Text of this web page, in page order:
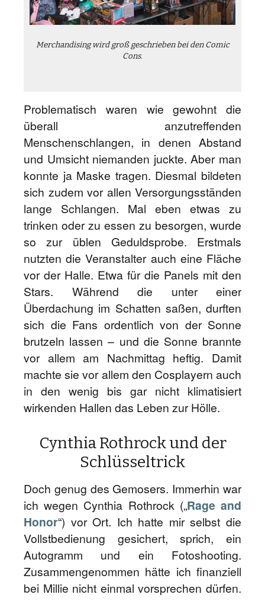
Merchandising wird groß geschrieben bei den Comic
Cons.
Problematisch waren wie gewohnt die
überall anzutreffenden
Menschenschlangen, in denen Abstand
und Umsicht niemanden juckte. Aber man
konnte ja Maske tragen. Diesmal bildeten
sich zudem vor allen Versorgungsständen
lange Schlangen. Mal eben etwas zu
trinken oder zu essen zu besorgen, wurde
so zur üblen Geduldsprobe. Erstmals
nutzten die Veranstalter auch eine Fläche
vor der Halle. Etwa für die Panels mit den
Stars. Während die unter einer
Überdachung im Schatten saßen, durften
sich die Fans ordentlich von der Sonne
brutzeln lassen – und die Sonne brannte
vor allem am Nachmittag heftig. Damit
machte sie vor allem den Cosplayern auch
in den wenig bis gar nicht klimatisiert
wirkenden Hallen das Leben zur Hölle.
Cynthia Rothrock und der
Schlüsseltrick
Doch genug des Gemosers. Immerhin war
ich wegen Cynthia Rothrock („Rage and
Honor“) vor Ort. Ich hatte mir selbst die
Vollstbedienung gesichert, sprich, ein
Autogramm und ein Fotoshooting.
Zusammengenommen hätte ich finanziell
bei Millie nicht einmal vorsprechen dürfen.